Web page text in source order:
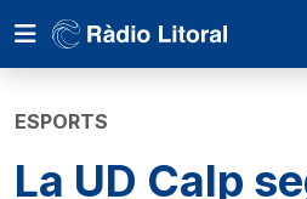
ESPORTS
La UD Calp